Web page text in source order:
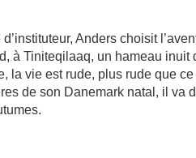
Anders choisit
à Tiniteqilaaq, un hameau
la vie est rude, plus rude que
de son Danemark natal, il va